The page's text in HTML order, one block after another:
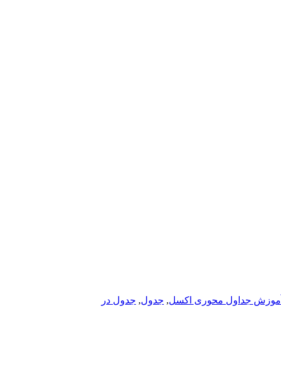
آموزش جداول محوری اکسل, جدول, جدول در